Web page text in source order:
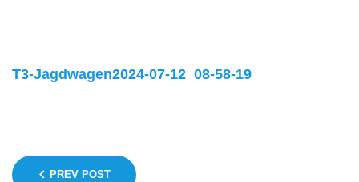
T3-Jagdwagen2024-07-12_08-58-19
Beitragsnavigation
PREV POST